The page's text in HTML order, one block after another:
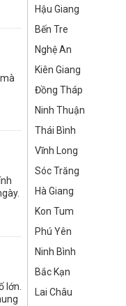
lớn.
Hậu Giang
Bến Tre
Nghệ An
Kiên Giang
Đồng Tháp
Ninh Thuận
Thái Bình
Vĩnh Long
Sóc Trăng
Hà Giang
Kon Tum
Phú Yên
Ninh Bình
Bắc Kạn
Lai Châu